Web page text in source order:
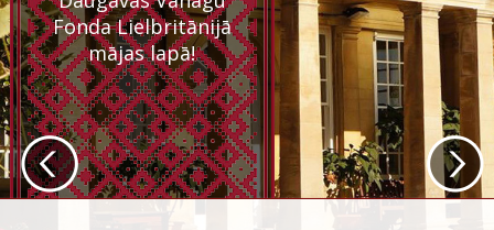
Fonda Lielbritānijā
mājas lapā!